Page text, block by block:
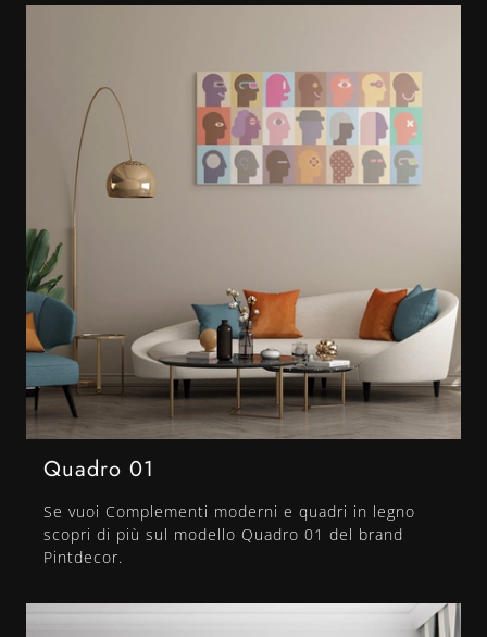
Quadro 01
Se vuoi Complementi moderni e quadri in legno
scopri di più sul modello Quadro 01 del brand
Pintdecor.